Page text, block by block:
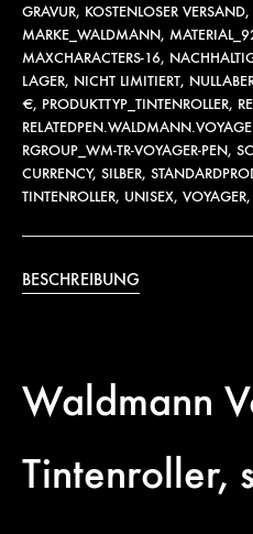
GRAVUR, KOSTENLOSER VERSAND,
MARKE_WALDMANN,
MAXCHARACTERS-16,
LAGER, NICHT LIMITIERT,
€, PRODUKTTYP_TINTENROLLER,
RGROUP_WM-TR-VOYAGER-PEN,
CURRENCY, SILBER,
TINTENROLLER, UNISEX, VOYAGER,
BESCHREIBUNG
Waldmann
Tintenroller,